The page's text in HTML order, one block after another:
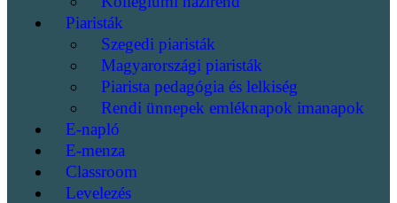
Piaristák
Szegedi piaristák
Magyarországi piaristák
Piarista pedagógia és lelkiség
Rendi ünnepek emléknapok imanapok
E-napló
E-menza
Classroom
Levelezés